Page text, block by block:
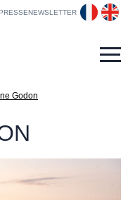
NEWSLETTER fr en
Godon